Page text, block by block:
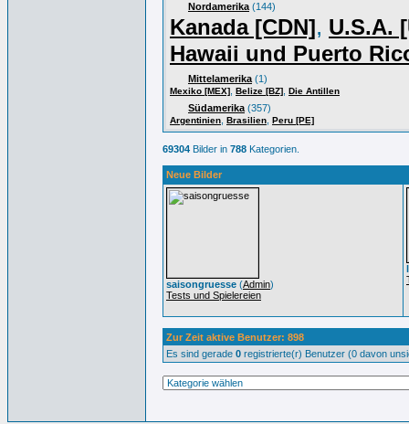
Nordamerika (144)
Kanada [CDN], U.S.A.
Hawaii und Puerto
Mittelamerika (1)
Mexiko [MEX] Belize [BZ] Die Antillen
Südamerika (357)
Argentinien Brasilien Peru [PE]
69304 Bilder in 788 Kategorien.
Neue Bilder
saisongruesse (Admin)
Tests und Spielereien
Zur Zeit aktive Benutzer: 898
Es sind gerade 0 registrierte(r) Benutzer (0 davon